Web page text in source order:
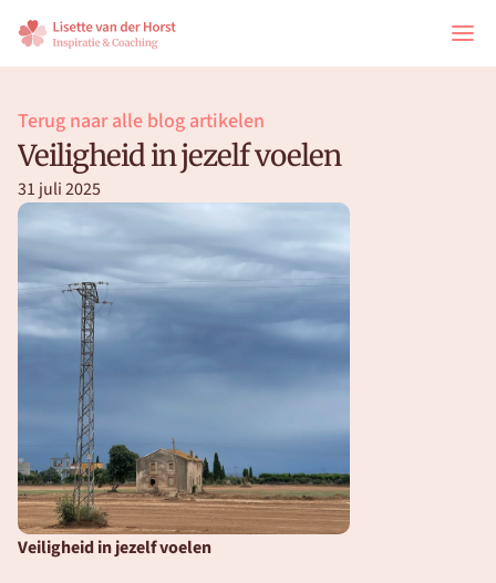
Terug naar alle blog artikelen
Veiligheid in jezelf voelen
31 juli 2025
Veiligheid in jezelf voelen